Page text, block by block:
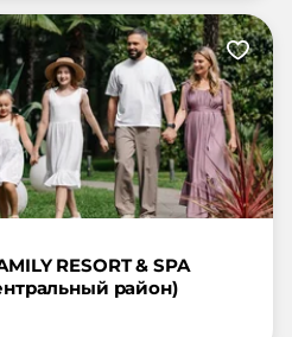
RESORT & SPA
район)